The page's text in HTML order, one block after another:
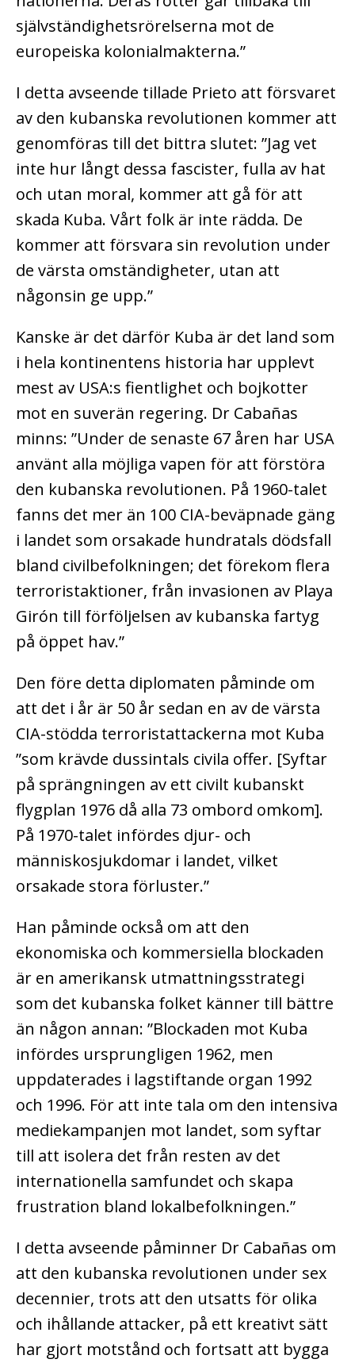
självständighetsrörelserna mot de
europeiska kolonialmakterna.”
I detta avseende tillade Prieto att försvaret
av den kubanska revolutionen kommer att
genomföras till det bittra slutet: ”Jag vet
inte hur långt dessa fascister, fulla av hat
och utan moral, kommer att gå för att
skada Kuba. Vårt folk är inte rädda. De
kommer att försvara sin revolution under
de värsta omständigheter, utan att
någonsin ge upp.”
Kanske är det därför Kuba är det land som
i hela kontinentens historia har upplevt
mest av USA:s fientlighet och bojkotter
mot en suverän regering. Dr Cabañas
minns: ”Under de senaste 67 åren har USA
använt alla möjliga vapen för att förstöra
den kubanska revolutionen. På 1960-talet
fanns det mer än 100 CIA-beväpnade gäng
i landet som orsakade hundratals dödsfall
bland civilbefolkningen; det förekom flera
terroristaktioner, från invasionen av Playa
Girón till förföljelsen av kubanska fartyg
på öppet hav.”
Den före detta diplomaten påminde om
att det i år är 50 år sedan en av de värsta
CIA-stödda terroristattackerna mot Kuba
”som krävde dussintals civila offer. [Syftar
på sprängningen av ett civilt kubanskt
flygplan 1976 då alla 73 ombord omkom].
På 1970-talet infördes djur- och
människosjukdomar i landet, vilket
orsakade stora förluster.”
Han påminde också om att den
ekonomiska och kommersiella blockaden
är en amerikansk utmattningsstrategi
som det kubanska folket känner till bättre
än någon annan: ”Blockaden mot Kuba
infördes ursprungligen 1962, men
uppdaterades i lagstiftande organ 1992
och 1996. För att inte tala om den intensiva
mediekampanjen mot landet, som syftar
till att isolera det från resten av det
internationella samfundet och skapa
frustration bland lokalbefolkningen.”
I detta avseende påminner Dr Cabañas om
att den kubanska revolutionen under sex
decennier, trots att den utsatts för olika
och ihållande attacker, på ett kreativt sätt
har gjort motstånd och fortsatt att bygga